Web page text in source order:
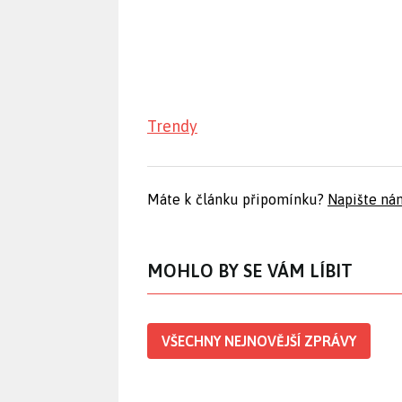
Trendy
Máte k článku připomínku? Napište
MOHLO BY SE VÁM LÍBIT
VŠECHNY NEJNOVĚJŠÍ ZPRÁVY